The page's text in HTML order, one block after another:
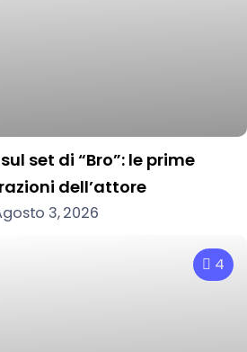
set di “Bro”: le prime
dell’attore
3, 2026
4